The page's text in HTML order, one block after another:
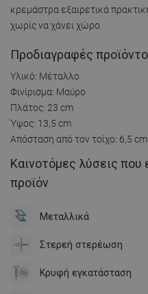
κρεμάστρα εξαιρετικά
χωρίς να χάνει χώρο.
Προδιαγραφές
Υλικό: Μέταλλο
Φινίρισμα: Μαύρο
Πλάτος: 23 cm
Ύψος: 13,5 cm
Απόσταση από τον τοίχο: 6,5 cm
Καινοτόμες λύσεις
προϊόν
Μεταλλικά
Στερεή στερέωση
Κρυφή εγκατάσταση